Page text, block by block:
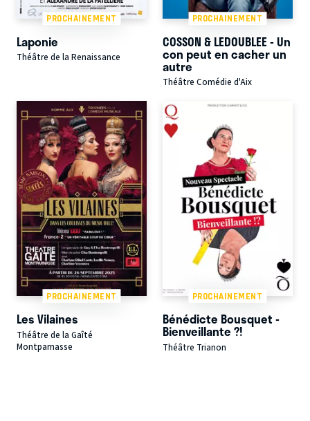
PROCHAINEMENT
Laponie
Théâtre de la Renaissance
PROCHAINEMENT
COSSON & LEDOUBLEE - Un
con peut en cacher un
autre
Théâtre Comédie d'Aix
PROCHAINEMENT
Les Vilaines
Théâtre de la Gaîté
Montparnasse
PROCHAINEMENT
Bénédicte Bousquet -
Bienveillante ?!
Théâtre Trianon